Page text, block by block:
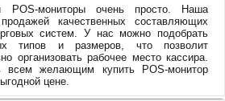
POS-мониторы очень просто. Наша
качественных составляющих
систем. У нас можно подобрать
типов и размеров, что позволит
организовать рабочее место кассира.
желающим купить POS-монитор
цене.